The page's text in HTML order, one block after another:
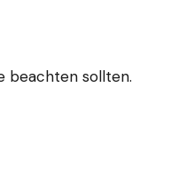
beachten sollten.